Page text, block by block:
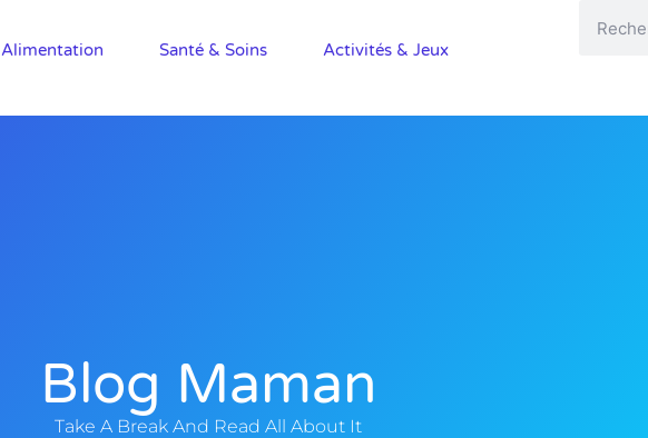
Alimentation Santé & Soins Activités & Jeux
Blog Maman
Take A Break And Read All About It